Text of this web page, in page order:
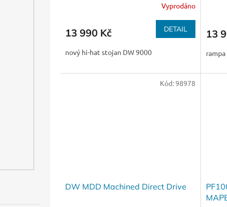
Vyprodáno
13 990 Kč DETAIL
nový hi-hat stojan DW 9000
13
DW MDD Machined Direct Drive
Kód:98978